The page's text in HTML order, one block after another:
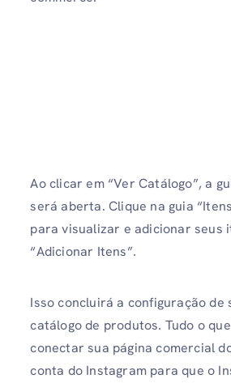
Ao clicar em “Ver Catálogo”, a
será aberta. Clique na guia
para visualizar e adicionar seus
“Adicionar Itens”.
Isso concluirá a configuração de
catálogo de produtos. Tudo o
conectar sua página comercial
conta do Instagram para que o